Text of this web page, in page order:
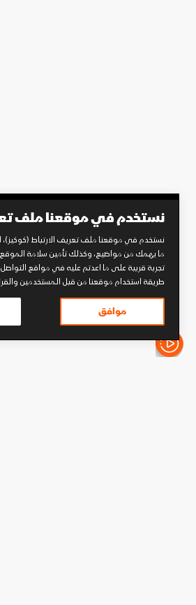
نستخدم في موقعنا ملف
نستخدم في موقعنا ملف تعريف الارتباط (كوكيز)،
ما يهمك من مواضيع، وكذلك تأمين سلامة الموقع
تجربة قريبة على ما اعدتم عليه في مواقع
طريقة استخدام موقعنا من قبل المستخدمين
موافق